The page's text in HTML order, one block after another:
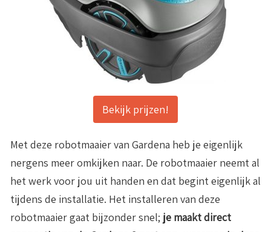
Bekijk prijzen!
Met deze robotmaaier van Gardena heb je eigenlijk
nergens meer omkijken naar. De robotmaaier neemt al
het werk voor jou uit handen en dat begint eigenlijk al
tijdens de installatie. Het installeren van deze
robotmaaier gaat bijzonder snel; je maakt direct